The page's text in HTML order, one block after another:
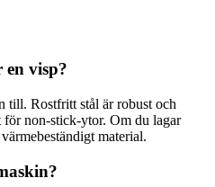
visp?
till. Rostfritt stål är robust och
för non-stick-ytor. Om du lagar
material.